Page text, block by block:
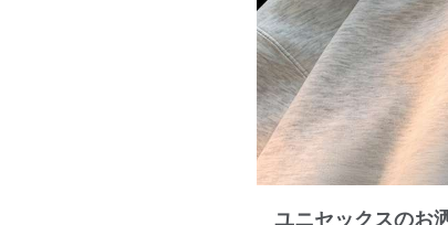
ユニセックスのお